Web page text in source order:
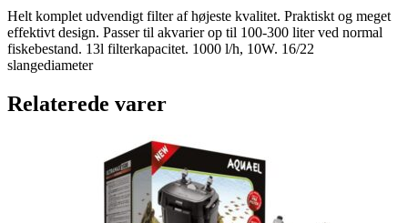
Helt komplet udvendigt filter af højeste kvalitet. Praktiskt og meget
effektivt design. Passer til akvarier op til 100-300 liter ved normal
fiskebestand. 13l filterkapacitet. 1000 l/h, 10W. 16/22
slangediameter
Relaterede varer